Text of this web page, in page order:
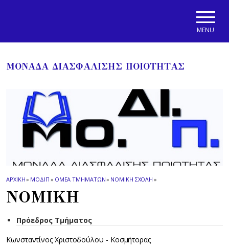
MENU
ΜΟΝΑΔΑ ΔΙΑΣΦΑΛΙΣΗΣ ΠΟΙΟΤΗΤΑΣ
ΑΡΧΙΚΗ» ΜΟΔΙΠ » ΟΜΕΑ ΤΜΗΜΑΤΩΝ» ΝΟΜΙΚΗ ΣΧΟΛΗ »
ΝΟΜΙΚΗ
Πρόεδρος Τμήματος
Κωνσταντίνος Χριστοδούλου - Κοσμήτορας